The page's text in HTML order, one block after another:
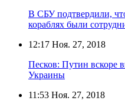
В СБУ подтвердили,
кораблях были
12:17 Ноя. 27, 2018
Песков: Путин вскоре
Украины
11:53 Ноя. 27, 2018